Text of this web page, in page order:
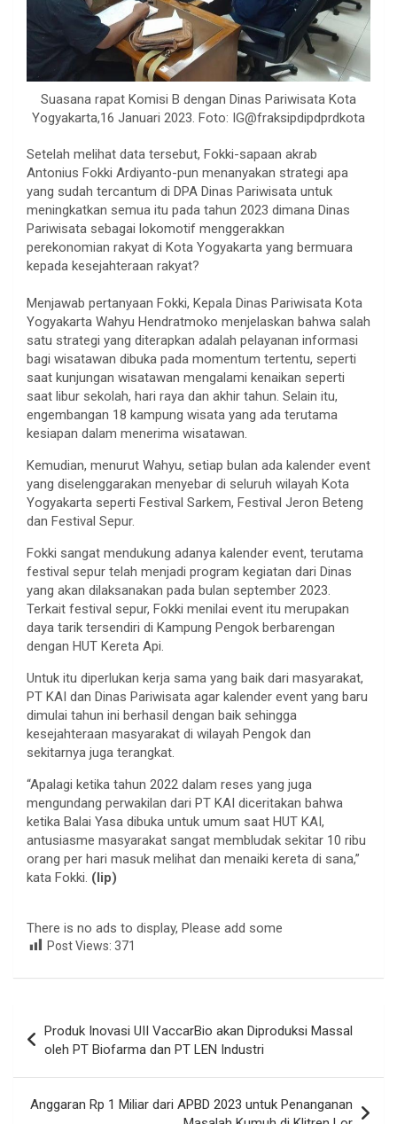
Suasana rapat Komisi B dengan Dinas Pariwisata Kota
Yogyakarta,16 Januari 2023. Foto: IG@fraksipdipdprdkota
Setelah melihat data tersebut, Fokki-sapaan akrab
Antonius Fokki Ardiyanto-pun menanyakan strategi apa
yang sudah tercantum di DPA Dinas Pariwisata untuk
meningkatkan semua itu pada tahun 2023 dimana Dinas
Pariwisata sebagai lokomotif menggerakkan
perekonomian rakyat di Kota Yogyakarta yang bermuara
kepada kesejahteraan rakyat?
Menjawab pertanyaan Fokki, Kepala Dinas Pariwisata Kota
Yogyakarta Wahyu Hendratmoko menjelaskan bahwa salah
satu strategi yang diterapkan adalah pelayanan informasi
bagi wisatawan dibuka pada momentum tertentu, seperti
saat kunjungan wisatawan mengalami kenaikan seperti
saat libur sekolah, hari raya dan akhir tahun. Selain itu,
engembangan 18 kampung wisata yang ada terutama
kesiapan dalam menerima wisatawan.
Kemudian, menurut Wahyu, setiap bulan ada kalender event
yang diselenggarakan menyebar di seluruh wilayah Kota
Yogyakarta seperti Festival Sarkem, Festival Jeron Beteng
dan Festival Sepur.
Fokki sangat mendukung adanya kalender event, terutama
festival sepur telah menjadi program kegiatan dari Dinas
yang akan dilaksanakan pada bulan september 2023.
Terkait festival sepur, Fokki menilai event itu merupakan
daya tarik tersendiri di Kampung Pengok berbarengan
dengan HUT Kereta Api.
Untuk itu diperlukan kerja sama yang baik dari masyarakat,
PT KAI dan Dinas Pariwisata agar kalender event yang baru
dimulai tahun ini berhasil dengan baik sehingga
kesejahteraan masyarakat di wilayah Pengok dan
sekitarnya juga terangkat.
“Apalagi ketika tahun 2022 dalam reses yang juga
mengundang perwakilan dari PT KAI diceritakan bahwa
ketika Balai Yasa dibuka untuk umum saat HUT KAI,
antusiasme masyarakat sangat membludak sekitar 10 ribu
orang per hari masuk melihat dan menaiki kereta di sana,”
kata Fokki. (lip)
There is no ads to display, Please add some
Post Views: 371
pos
Produk Inovasi UII VaccarBio akan Diproduksi Massal
oleh PT Biofarma dan PT LEN Industri
Anggaran Rp 1 Miliar dari APBD 2023 untuk Penanganan